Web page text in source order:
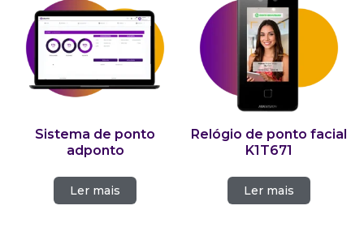
Sistema de ponto
adponto
Ler mais
Relógio de ponto facial
K1T671
Ler mais